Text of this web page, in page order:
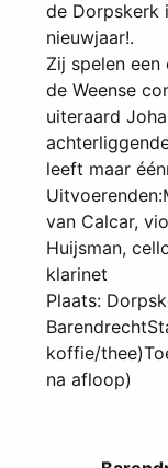
de Dorpskerk
nieuwjaar!.
Zij spelen
de Weense
uiteraard
leeft maar
van Calcar,
Huijsman,
klarinet
Plaats:
koffie/
na afloop)